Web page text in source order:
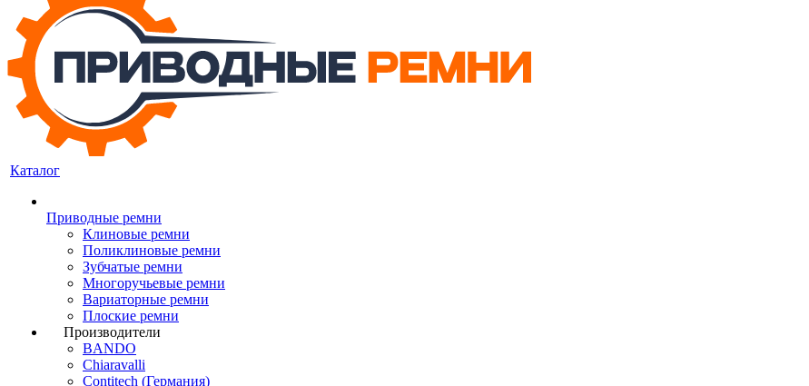
Каталог
Приводные ремни
Клиновые ремни
Поликлиновые ремни
Зубчатые ремни
Многоручьевые ремни
Вариаторные ремни
Плоские ремни
Производители
BANDO
Chiaravalli
Contitech (Германия)